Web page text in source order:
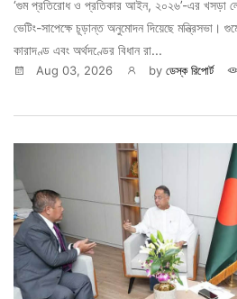
‘গুম প্রতিরোধ ও প্রতিকার আইন, ২০২৬’-এর খসড়া
ভেটিং-সাপেক্ষে চূড়ান্ত অনুমোদন দিয়েছে মন্ত্রিসভা।
কারাদণ্ড এবং অর্থদণ্ডের বিধান রা...
Aug 03, 2026 by ডেস্ক রিপোর্ট